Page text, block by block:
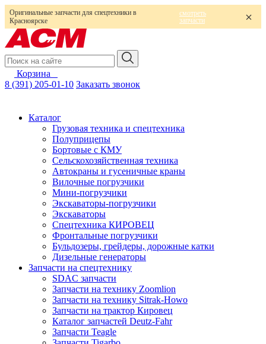
Оригинальные запчасти для спецтехники в
Красноярске
смотреть
запчасти
Корзина
8 (391) 205-01-10 Заказать звонок
Каталог
Грузовая техника и спецтехника
Полуприцепы
Бортовые с КМУ
Сельскохозяйственная техника
Автокраны и гусеничные краны
Вилочные погрузчики
Мини-погрузчики
Экскаваторы-погрузчики
Экскаваторы
Спецтехника КИРОВЕЦ
Фронтальные погрузчики
Бульдозеры, грейдеры, дорожные катки
Дизельные генераторы
Запчасти на спецтехнику
SDAC запчасти
Запчасти на технику Zoomlion
Запчасти на технику Sitrak-Howo
Запчасти на трактор Кировец
Каталог запчастей Deutz-Fahr
Запчасти Teagle